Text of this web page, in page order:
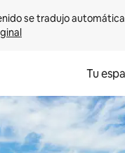
se tradujo
Tu